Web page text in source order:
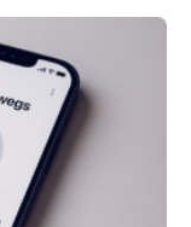
geworden. Für
im Juni oder
Faktor, um
leisten zu
noch nicht
der